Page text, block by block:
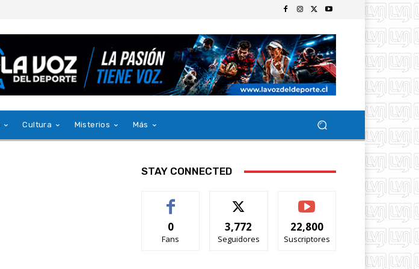
Cultura Misterios Más
STAY CONNECTED
0
Fans
3,772
Seguidores
22,800
Suscriptores